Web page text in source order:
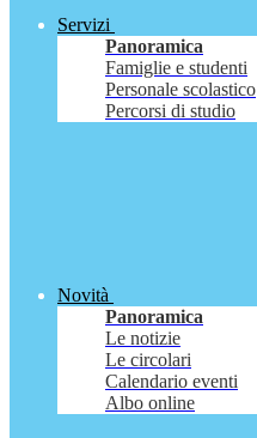
Servizi
Panoramica
Famiglie e studenti
Personale scolastico
Percorsi di studio
Novità
Panoramica
Le notizie
Le circolari
Calendario eventi
Albo online